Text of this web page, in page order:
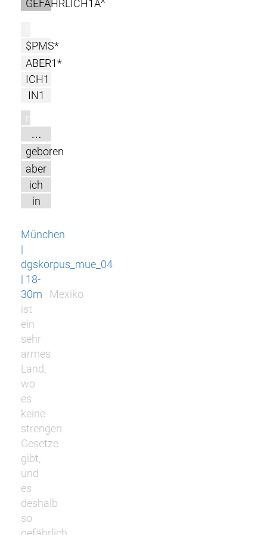
GEFÄHRLICH1A^
$PMS*
ABER1*
ICH1
IN1
m
…
geboren
aber
ich
in
München
|
dgskorpus_mue_04
| 18-
30m
Mexiko
ist
ein
sehr
armes
Land,
wo
es
keine
strengen
Gesetze
gibt,
und
es
deshalb
so